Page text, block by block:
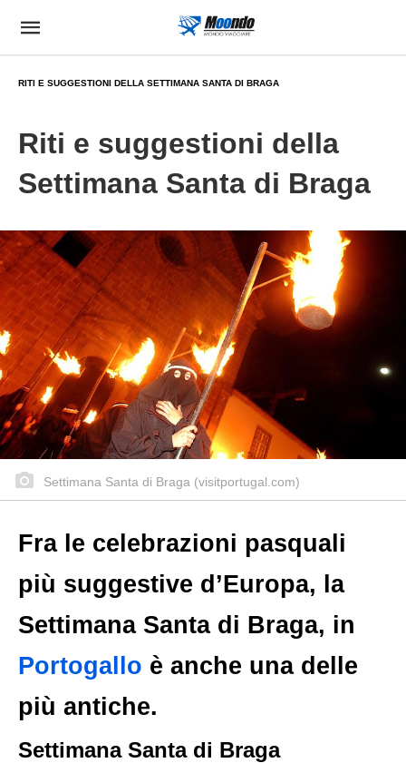
RITI E SUGGESTIONI DELLA SETTIMANA SANTA DI BRAGA
Riti e suggestioni della
Settimana Santa di Braga
Settimana Santa di Braga (visitportugal.com)
Fra le celebrazioni pasquali
più suggestive d’Europa, la
Settimana Santa di Braga, in
Portogallo è anche una delle
più antiche.
Settimana Santa di Braga